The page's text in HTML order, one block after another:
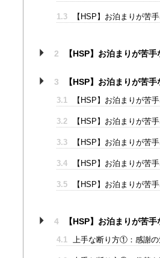
1.3 【HSP】お泊まりが苦
2 【HSP】お泊まりが苦
3 【HSP】お泊まりが苦
3.1 【HSP】お泊まりが苦
3.2 【HSP】お泊まりが苦
3.3 【HSP】お泊まりが苦
3.4 【HSP】お泊まりが苦
3.5 【HSP】お泊まりが苦
4 【HSP】お泊まりが苦
4.1 上手な断り方①：感謝の